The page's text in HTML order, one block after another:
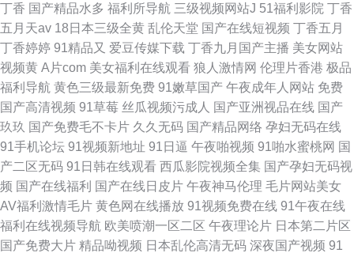
丁香 国产精品水多 福利所导航 三级视频网站J 51福利影院 丁香
五月天av 18日本三级全黄 乱伦天堂 国产在线短视频 丁香五月
丁香婷婷 91精品又 爱豆传媒下载 丁香九月国产主播 美女网站
视频黄 A片com 美女福利在线观看 狼人激情网 伦理片香港 极品
福利导航 黄色三级最新免费 91嫩草国产 午夜成年人网站 免费
国产高清视频 91草莓 丝瓜视频污成人 国产亚洲视品在线 国产
玖玖 国产免费毛不卡片 久久无码 国产精品网络 孕妇无码在线
91手机论坛 91视频新地址 91日逼 午夜啪视频 91啪水蜜桃网 国
产二区无码 91日韩在线观看 西瓜影院视频全集 国产孕妇无码视
频 国产在线福利 国产在线日皮片 午夜神马伦理 毛片网站美女
AV福利激情毛片 黄色网在线播放 91视频免费在线 91午夜在线
福利在线视频导航 欧美喷潮一区二区 午夜理论片 日本第二片区
国产免费大片 精品呦视频 日本乱伦高清无码 深夜国产视频 91